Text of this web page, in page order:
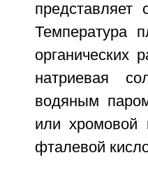
Температура
органических
натриевая
водяным
или хромовой
фталевой